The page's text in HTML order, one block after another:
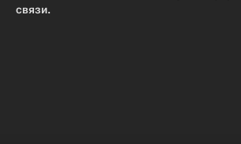
связи.